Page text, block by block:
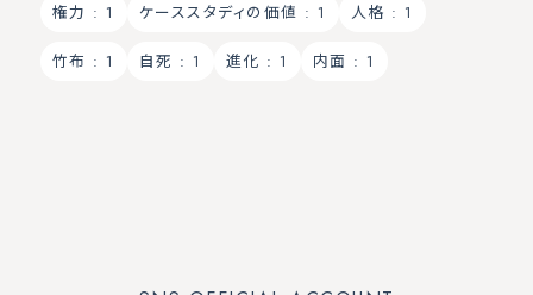
権力 : 1 ケーススタディの価値 : 1 人格 : 1
竹布 : 1 自死 : 1 進化 : 1 内面 : 1